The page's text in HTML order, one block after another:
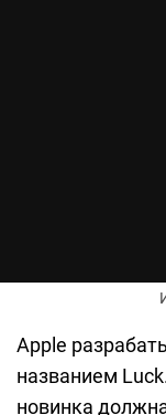
Apple
названием
новинка